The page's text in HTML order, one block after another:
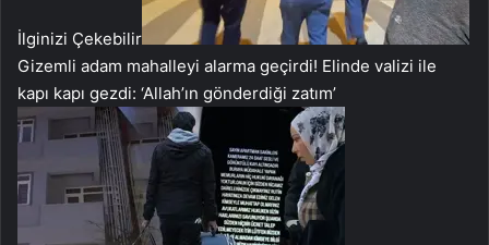
İlginizi Çekebilir
Gizemli adam mahalleyi alarma geçirdi! Elinde valizi ile
kapı kapı gezdi: ‘Allah’ın gönderdiği zatım’